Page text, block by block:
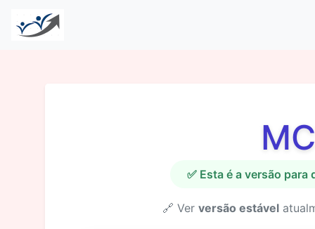
✅ Esta é a versão
🔗 Ver versão estável